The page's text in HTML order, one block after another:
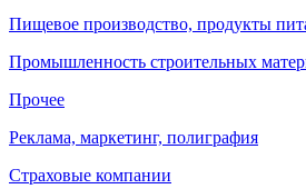
Пищевое производство, продукты
Промышленность строительных
Прочее
Реклама, маркетинг, полиграфия
Страховые компании